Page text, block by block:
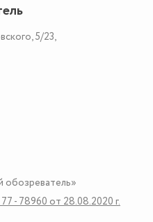
5/23,
обозреватель»
- 78960 от 28.08.2020 г.